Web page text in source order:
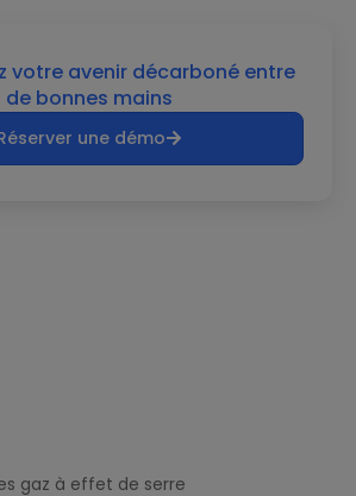
votre avenir décarboné entre
de bonnes mains
une démo